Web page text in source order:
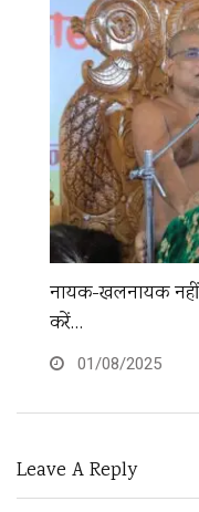
नायक-खलनायक
करें…
01/08/2025
Leave A Reply